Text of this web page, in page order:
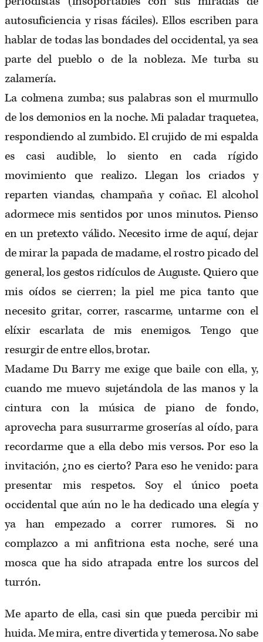
autosuficiencia y risas fáciles). Ellos escriben para
hablar de todas las bondades del occidental, ya sea
parte del pueblo o de la nobleza. Me turba su
zalamería.
La colmena zumba; sus palabras son el murmullo
de los demonios en la noche. Mi paladar traquetea,
respondiendo al zumbido. El crujido de mi espalda
es casi audible, lo siento en cada rígido
movimiento que realizo. Llegan los criados y
reparten viandas, champaña y coñac. El alcohol
adormece mis sentidos por unos minutos. Pienso
en un pretexto válido. Necesito irme de aquí, dejar
de mirar la papada de madame, el rostro picado del
general, los gestos ridículos de Auguste. Quiero que
mis oídos se cierren; la piel me pica tanto que
necesito gritar, correr, rascarme, untarme con el
elíxir escarlata de mis enemigos. Tengo que
resurgir de entre ellos, brotar.
Madame Du Barry me exige que baile con ella, y,
cuando me muevo sujetándola de las manos y la
cintura con la música de piano de fondo,
aprovecha para susurrarme groserías al oído, para
recordarme que a ella debo mis versos. Por eso la
invitación, ¿no es cierto? Para eso he venido: para
presentar mis respetos. Soy el único poeta
occidental que aún no le ha dedicado una elegía y
ya han empezado a correr rumores. Si no
complazco a mi anfitriona esta noche, seré una
mosca que ha sido atrapada entre los surcos del
turrón.
Me aparto de ella, casi sin que pueda percibir mi
huida. Me mira, entre divertida y temerosa. No sabe